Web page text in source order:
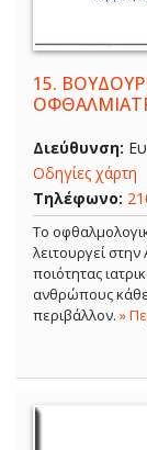
15.
Διεύθυνση:
Οδηγίες χάρτη
Τηλέφωνο:
Το
λειτουργεί
ποιότητας
ανθρώπους κάθε
περιβάλλον. »